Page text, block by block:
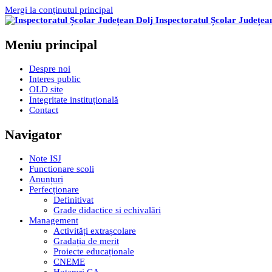
Mergi la conţinutul principal
Inspectoratul Școlar
Meniu principal
Despre noi
Interes public
OLD site
Integritate instituțională
Contact
Navigator
Note ISJ
Functionare scoli
Anunțuri
Perfecționare
Definitivat
Grade didactice si echivalări
Management
Activități extrașcolare
Gradația de merit
Proiecte educaționale
CNEME